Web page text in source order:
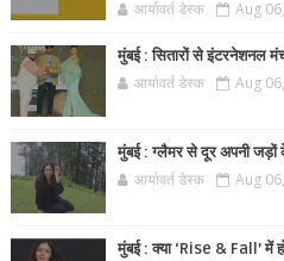
आर्यावर्त डेस्क Aug
मुंबई : सितारों से इंटरनेशनल
आर्यावर्त डेस्क Aug
मुंबई : ग्लैमर से दूर अपनी जड़ों
आर्यावर्त डेस्क Aug
मुंबई : क्या ‘Rise & Fall’ में